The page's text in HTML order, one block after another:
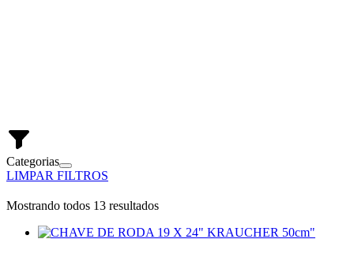
Categorias
LIMPAR FILTROS
Mostrando todos 13 resultados